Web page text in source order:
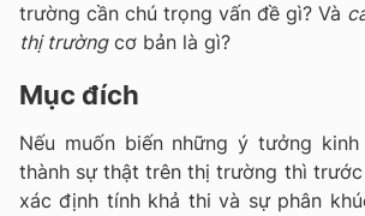
trường cần chú trọng vấn đề gì? Và
thị trườngcơ bản là gì?
Mục đích
Nếu muốn biến những ý tưởng
thành sự thật trên thị trường thì
xác định tính khả thi và sự phân